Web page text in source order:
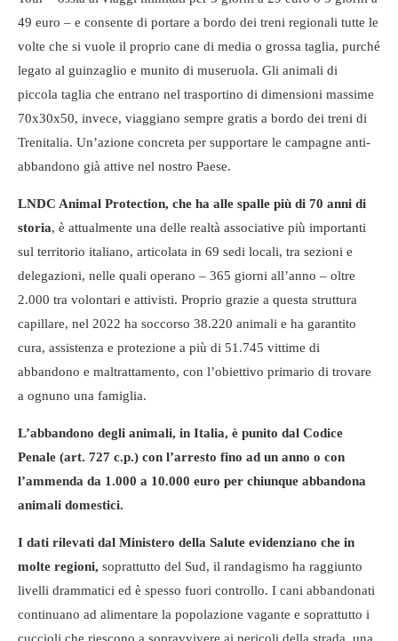
49 euro – e consente di portare a bordo dei treni regionali tutte le
volte che si vuole il proprio cane di media o grossa taglia, purché
legato al guinzaglio e munito di museruola. Gli animali di
piccola taglia che entrano nel trasportino di dimensioni massime
70x30x50, invece, viaggiano sempre gratis a bordo dei treni di
Trenitalia. Un’azione concreta per supportare le campagne anti-
abbandono già attive nel nostro Paese.
LNDC Animal Protection, che ha alle spalle più di 70 anni di
storia, è attualmente una delle realtà associative più importanti
sul territorio italiano, articolata in 69 sedi locali, tra sezioni e
delegazioni, nelle quali operano – 365 giorni all’anno – oltre
2.000 tra volontari e attivisti. Proprio grazie a questa struttura
capillare, nel 2022 ha soccorso 38.220 animali e ha garantito
cura, assistenza e protezione a più di 51.745 vittime di
abbandono e maltrattamento, con l’obiettivo primario di trovare
a ognuno una famiglia.
L’abbandono degli animali, in Italia, è punito dal Codice
Penale (art. 727 c.p.) con l’arresto fino ad un anno o con
l’ammenda da 1.000 a 10.000 euro per chiunque abbandona
animali domestici.
I dati rilevati dal Ministero della Salute evidenziano che in
molte regioni, soprattutto del Sud, il randagismo ha raggiunto
livelli drammatici ed è spesso fuori controllo. I cani abbandonati
continuano ad alimentare la popolazione vagante e soprattutto i